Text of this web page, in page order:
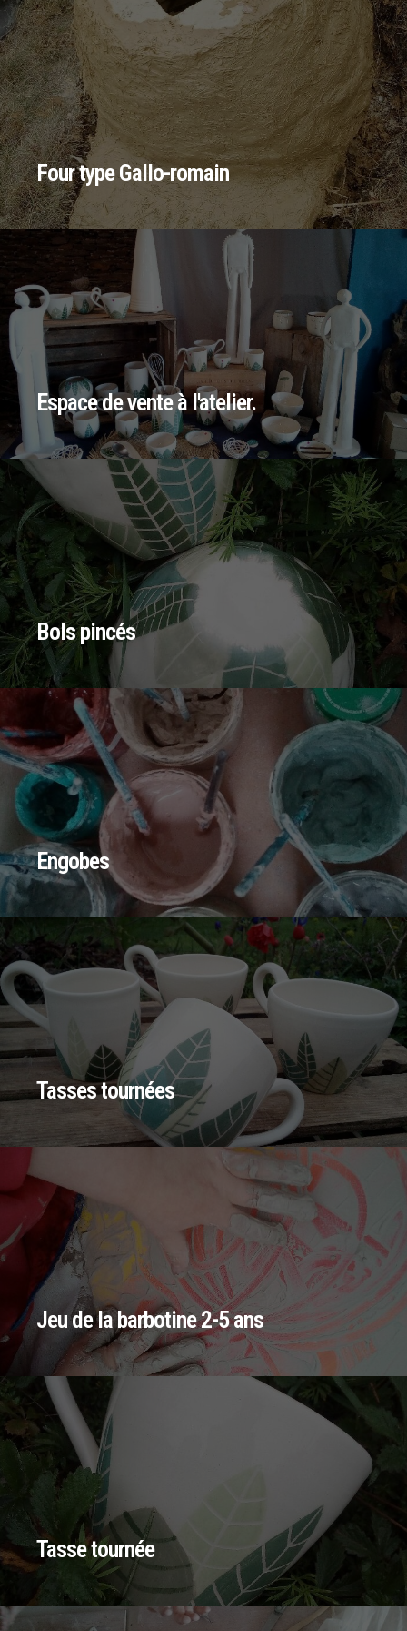
Four type Gallo-romain
Espace de vente à l'atelier.
Bols pincés
Engobes
Tasses tournées
Jeu de la barbotine 2-5 ans
Tasse tournée